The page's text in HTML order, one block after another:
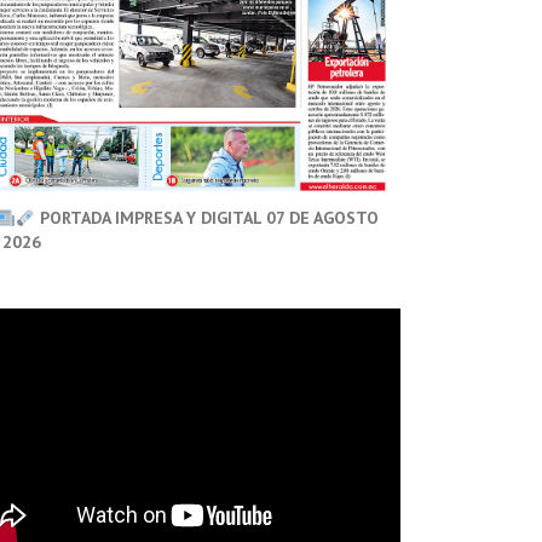
PORTADA IMPRESA Y DIGITAL 07 DE AGOSTO
2026